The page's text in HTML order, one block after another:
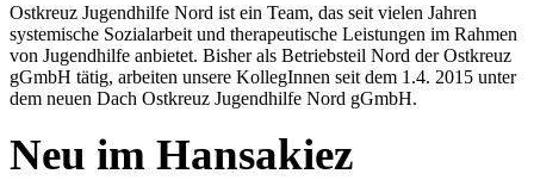
Ostkreuz Jugendhilfe Nord ist ein Team, das seit vielen Jahren
systemische Sozialarbeit und therapeutische Leistungen im Rahmen
von Jugendhilfe anbietet. Bisher als Betriebsteil Nord der Ostkreuz
gGmbH tätig, arbeiten unsere KollegInnen seit dem 1.4. 2015 unter
dem neuen Dach Ostkreuz Jugendhilfe Nord gGmbH.
Neu im Hansakiez